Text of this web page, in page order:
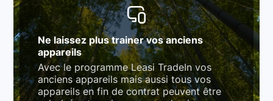
Ne laissez plus trainer vos anciens
appareils
Avec le programme Leasi TradeIn vos
anciens appareils mais aussi tous vos
appareils en fin de contrat peuvent être